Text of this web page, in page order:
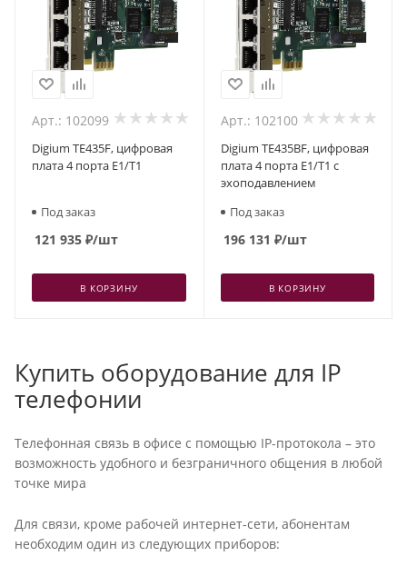
Арт.: 102099
Digium TE435F, цифровая
плата 4 порта E1/T1
Под заказ
121 935 ₽/шт
В КОРЗИНУ
Арт.: 102100
Digium TE435ВF, цифровая
плата 4 порта E1/T1 с
эхоподавлением
Под заказ
196 131 ₽/шт
В КОРЗИНУ
Купить оборудование для IP
телефонии
Телефонная связь в офисе с помощью IP-протокола – это
возможность удобного и безграничного общения в любой
точке мира
Для связи, кроме рабочей интернет-сети, абонентам
необходим один из следующих приборов: